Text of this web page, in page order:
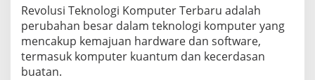
Revolusi Teknologi Komputer Terbaru adalah
perubahan besar dalam teknologi komputer yang
mencakup kemajuan hardware dan software,
termasuk komputer kuantum dan kecerdasan
buatan.